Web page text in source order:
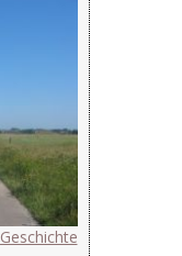
Geschichte